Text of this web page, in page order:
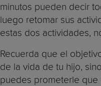
minutos pueden decir
luego retomar sus
estas dos actividades,
Recuerda que el
de la vida de tu hijo,
puedes prometerle